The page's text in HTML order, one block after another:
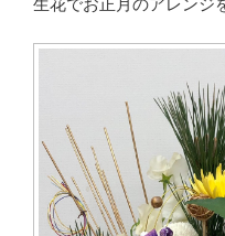
生花でお正月のアレンジ